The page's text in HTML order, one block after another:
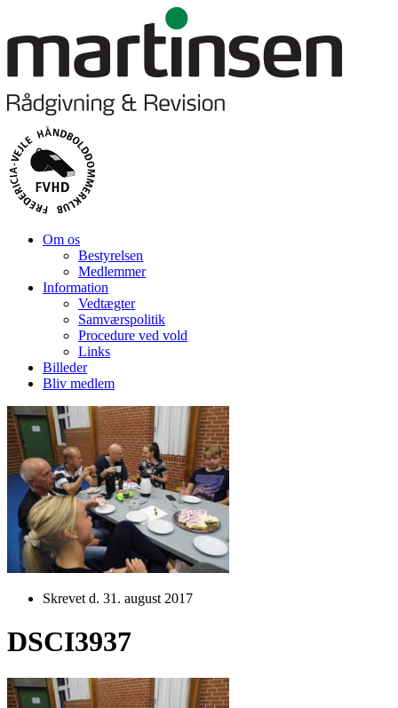
Om os
Bestyrelsen
Medlemmer
Information
Vedtægter
Samværspolitik
Procedure ved vold
Links
Billeder
Bliv medlem
Skrevet d. 31. august 2017
DSCI3937